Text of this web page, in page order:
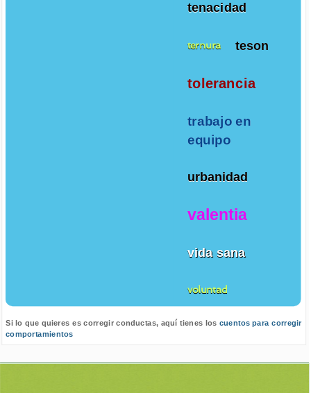
tenacidad
ternura teson
tolerancia
trabajo en
equipo
urbanidad
valentia
vida sana
voluntad
Si lo que quieres es corregir conductas, aquí tienes los cuentos para corregir
comportamientos